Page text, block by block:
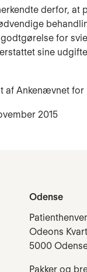
derfor, at
for
sine
af Ankenævnet for
2015
Odense
Odeons
5000
Pakker og